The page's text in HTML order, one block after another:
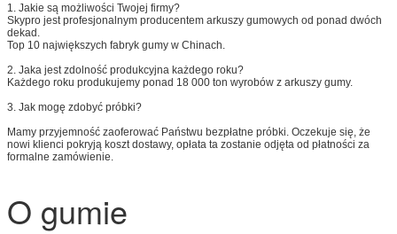
1. Jakie są możliwości Twojej firmy?
Skypro jest profesjonalnym producentem arkuszy gumowych od ponad dwóch
dekad.
Top 10 największych fabryk gumy w Chinach.
2. Jaka jest zdolność produkcyjna każdego roku?
Każdego roku produkujemy ponad 18 000 ton wyrobów z arkuszy gumy.
3. Jak mogę zdobyć próbki?
Mamy przyjemność zaoferować Państwu bezpłatne próbki. Oczekuje się, że
nowi klienci pokryją koszt dostawy, opłata ta zostanie odjęta od płatności za
formalne zamówienie.
O gumie